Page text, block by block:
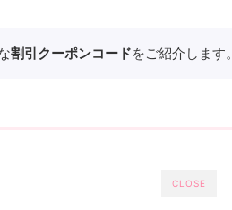
割引クーポンコードをご紹介します。
CLOSE